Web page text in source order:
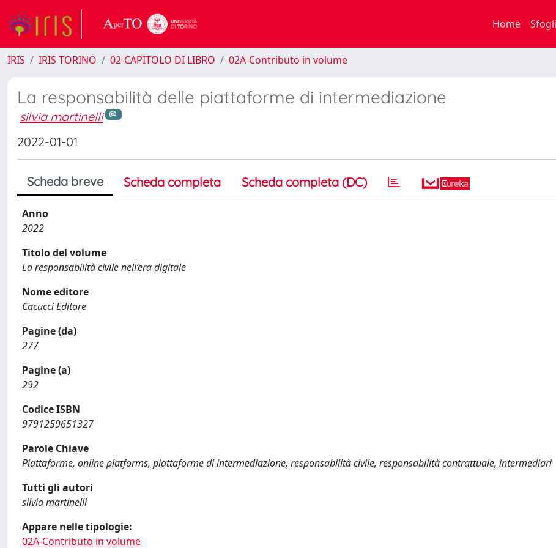
Home
IRIS IRIS TORINO 02-CAPITOLO DI LIBRO 02A-Contributo in volume
La responsabilità delle piattaforme di intermediazione
silvia martinelli
2022-01-01
Scheda breve Scheda completa Scheda completa (DC)
Anno
2022
Titolo del volume
La responsabilità civile nell’era digitale
Nome editore
Cacucci Editore
Pagine (da)
277
Pagine (a)
292
Codice ISBN
9791259651327
Parole Chiave
Piattaforme, online platforms, piattaforme di intermediazione, responsabilità civile, responsabilità contrattuale, intermediari
Tutti gli autori
silvia martinelli
Appare nelle tipologie:
02A-Contributo in volume